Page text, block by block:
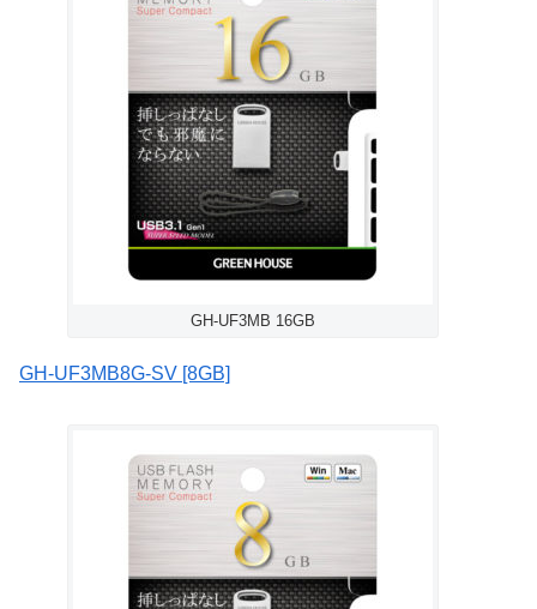
GH-UF3MB 16GB
GH-UF3MB8G-SV [8GB]